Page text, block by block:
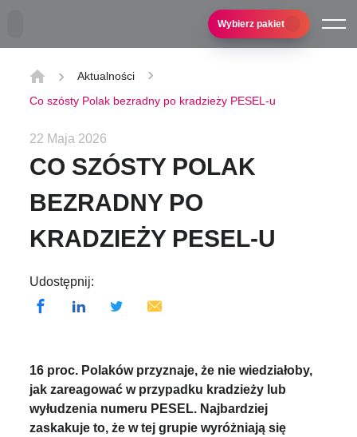
Wybierz pakiet
Aktualności
Co szósty Polak bezradny po kradzieży PESEL-u
22 Maja 2026
CO SZÓSTY POLAK
BEZRADNY PO
KRADZIEŻY PESEL-U
Udostępnij:
16 proc. Polaków przyznaje, że nie wiedziałoby,
jak zareagować w przypadku kradzieży lub
wyłudzenia numeru PESEL. Najbardziej
zaskakuje to, że w tej grupie wyróżniają się